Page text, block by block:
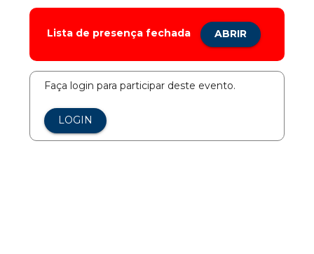
Lista de presença fechada ABRIR
Faça login para participar deste evento.
LOGIN